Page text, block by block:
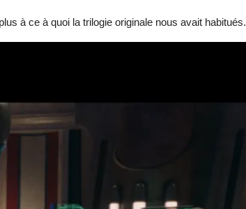
à ce à quoi la trilogie originale nous avait habitués.